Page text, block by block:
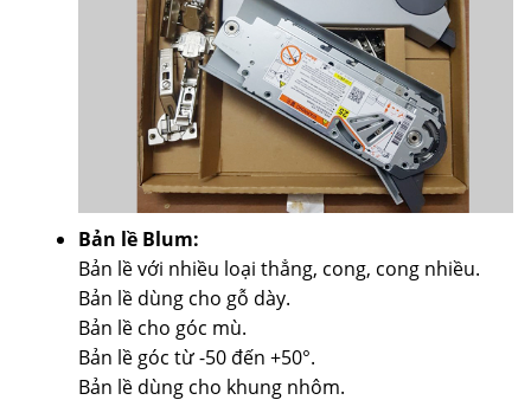
Bản lề Blum:
Bản lề với nhiều loại thẳng, cong, cong nhiều.
Bản lề dùng cho gỗ dày.
Bản lề cho góc mù.
Bản lề góc từ -50 đến +50°.
Bản lề dùng cho khung nhôm.